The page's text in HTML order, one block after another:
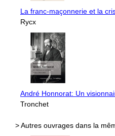
La franc-maçonnerie et la
Rycx
André Honnorat: Un
Tronchet
> Autres ouvrages dans la